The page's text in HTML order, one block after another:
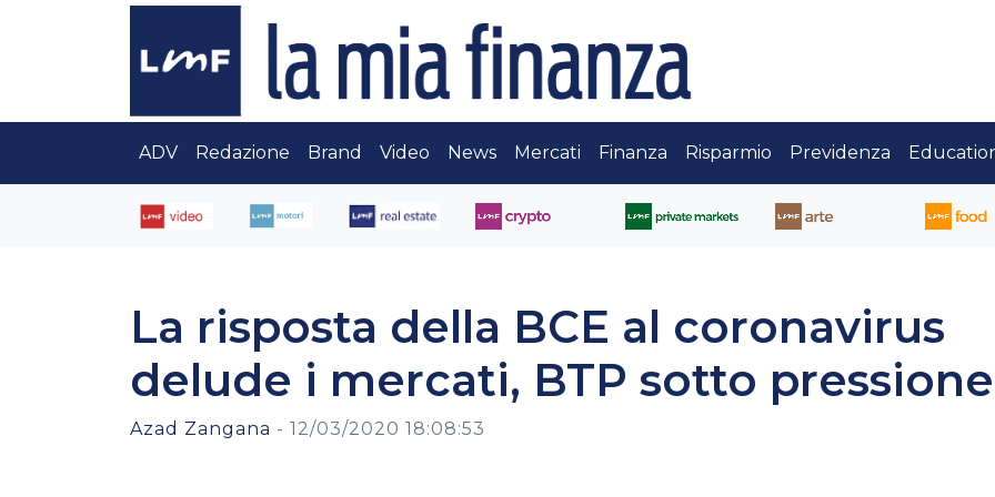
ADV Redazione Brand Video News Mercati Finanza Risparmio Previdenza
La risposta della BCE al coronavirus
delude i mercati, BTP sotto pressione
Azad Zangana - 12/03/2020 18:08:53